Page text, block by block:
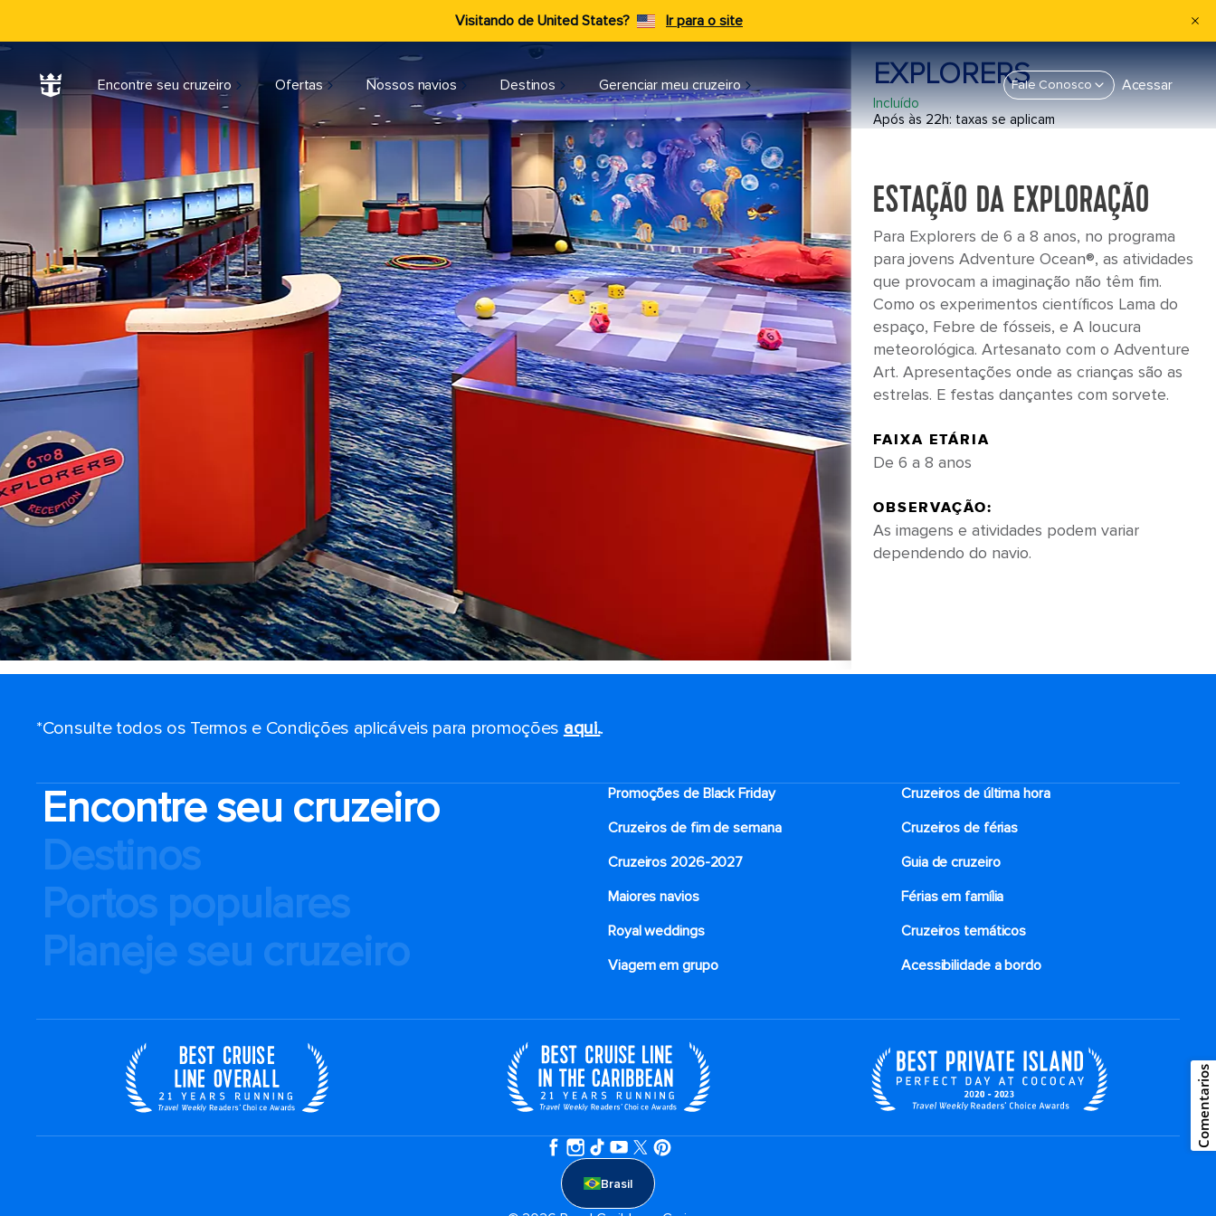
Visitando de United States? Ir para o site
Encontre seu cruzeiro Ofertas Nossos navios Destinos Gerenciar meu cruzeiro Fale Conosco Acessar
EXPLORERS
Incluído
Após às 22h: taxas se aplicam
ESTAÇÃO DA EXPLORAÇÃO
Para Explorers de 6 a 8 anos, no programa
para jovens Adventure Ocean®, as atividades
que provocam a imaginação não têm fim.
Como os experimentos científicos Lama do
espaço, Febre de fósseis, e A loucura
meteorológica. Artesanato com o Adventure
Art. Apresentações onde as crianças são as
estrelas. E festas dançantes com sorvete.
FAIXA ETÁRIA
De 6 a 8 anos
OBSERVAÇÃO:
As imagens e atividades podem variar
dependendo do navio.
*Consulte todos os Termos e Condições aplicáveis ​​para promoções aqui..
Encontre seu cruzeiro
Destinos
Portos populares
Planeje seu cruzeiro
Promoções de Black Friday
Cruzeiros de última hora
Cruzeiros de fim de semana
Cruzeiros de férias
Cruzeiros 2026-2027
Guia de cruzeiro
Maiores navios
Férias em família
Royal weddings
Cruzeiros temáticos
Viagem em grupo
Acessibilidade a bordo
Brasil
Comentarios